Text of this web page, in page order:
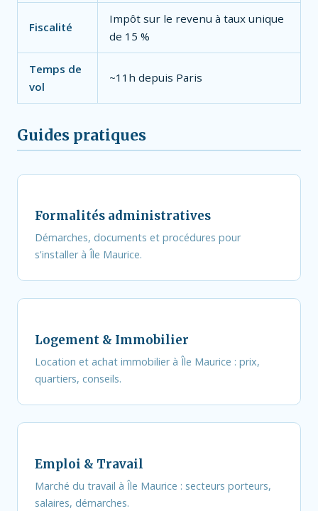
Fiscalité
Impôt sur le revenu à taux unique
de 15 %
Temps de
vol
~11h depuis Paris
Guides pratiques
Formalités administratives
Démarches, documents et procédures pour
s'installer à Île Maurice.
Logement & Immobilier
Location et achat immobilier à Île Maurice : prix,
quartiers, conseils.
Emploi & Travail
Marché du travail à Île Maurice : secteurs porteurs,
salaires, démarches.